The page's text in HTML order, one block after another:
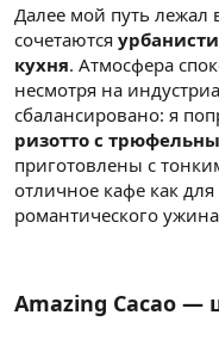
Далее мой путь лежал
сочетаются
кухня. Атмосфера
несмотря на
сбалансировано: я
ризотто с
приготовлены с
отличное кафе как
романтического
Amazing Cacao —